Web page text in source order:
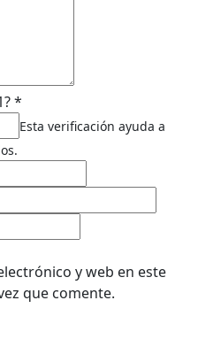
*
Esta verificación ayuda a
y web en este
que comente.